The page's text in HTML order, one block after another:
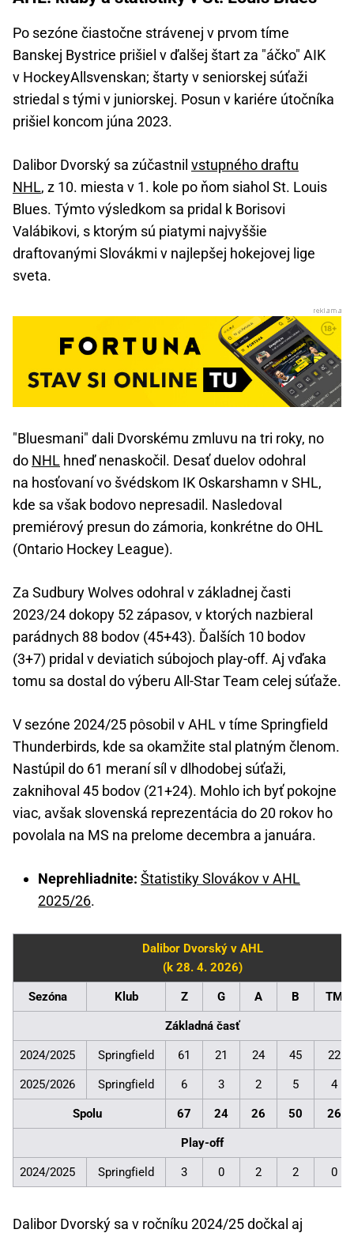
Po sezóne čiastočne strávenej v prvom tíme
Banskej Bystrice prišiel v ďalšej štart za "áčko" AIK
v HockeyAllsvenskan; štarty v seniorskej súťaži
striedal s tými v juniorskej. Posun v kariére útočníka
prišiel koncom júna 2023.
Dalibor Dvorský sa zúčastnil vstupného draftu
NHL, z 10. miesta v 1. kole po ňom siahol St. Louis
Blues. Týmto výsledkom sa pridal k Borisovi
Valábikovi, s ktorým sú piatymi najvyššie
draftovanými Slovákmi v najlepšej hokejovej lige
sveta.
"Bluesmani" dali Dvorskému zmluvu na tri roky, no
do NHL hneď nenaskočil. Desať duelov odohral
na hosťovaní vo švédskom IK Oskarshamn v SHL,
kde sa však bodovo nepresadil. Nasledoval
premiérový presun do zámoria, konkrétne do OHL
(Ontario Hockey League).
Za Sudbury Wolves odohral v základnej časti
2023/24 dokopy 52 zápasov, v ktorých nazbieral
parádnych 88 bodov (45+43). Ďalších 10 bodov
(3+7) pridal v deviatich súbojoch play-off. Aj vďaka
tomu sa dostal do výberu All-Star Team celej súťaže.
V sezóne 2024/25 pôsobil v AHL v tíme Springfield
Thunderbirds, kde sa okamžite stal platným členom.
Nastúpil do 61 meraní síl v dlhodobej súťaži,
zaknihoval 45 bodov (21+24). Mohlo ich byť pokojne
viac, avšak slovenská reprezentácia do 20 rokov ho
povolala na MS na prelome decembra a januára.
Neprehliadnite: Štatistiky Slovákov v AHL
2025/26.
Dalibor Dvorský v AHL
(k 28. 4. 2026)
Sezóna Klub Z G A B TM
Základná časť
2024/2025 Springfield 61 21 24 45 22
2025/2026 Springfield 6 3 2 5 4
Spolu 67 24 26 50 26
Play-off
2024/2025 Springfield 3 0 2 2 0
Dalibor Dvorský sa v ročníku 2024/25 dočkal aj